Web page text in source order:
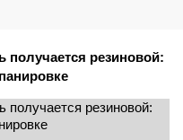
получается резиновой: